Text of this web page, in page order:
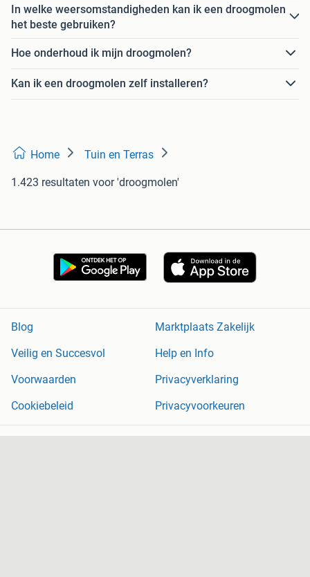
In welke weersomstandigheden kan ik een droogmolen
het beste gebruiken?
Hoe onderhoud ik mijn droogmolen?
Kan ik een droogmolen zelf installeren?
Home Tuin en Terras
1.423 resultaten voor 'droogmolen'
Blog
Marktplaats Zakelijk
Veilig en Succesvol
Help en Info
Voorwaarden
Privacyverklaring
Cookiebeleid
Privacyvoorkeuren